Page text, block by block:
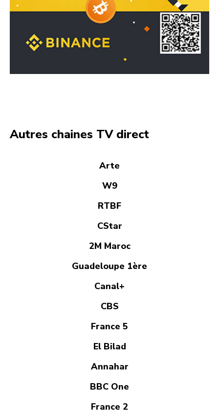
Autres chaines TV direct
Arte
W9
RTBF
CStar
2M Maroc
Guadeloupe 1ère
Canal+
CBS
France 5
El Bilad
Annahar
BBC One
France 2